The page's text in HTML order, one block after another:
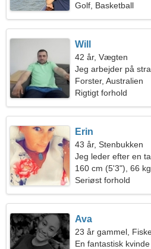
Golf, Basketball
Will
42 år, Vægten
Jeg arbejder på
kvinde
Forster, Australien
Rigtigt forhold
Erin
43 år, Stenbukken
Jeg leder efter en
sammen
160 cm (5'3"), 66
Seriøst forhold
Ava
23 år gammel,
En fantastisk